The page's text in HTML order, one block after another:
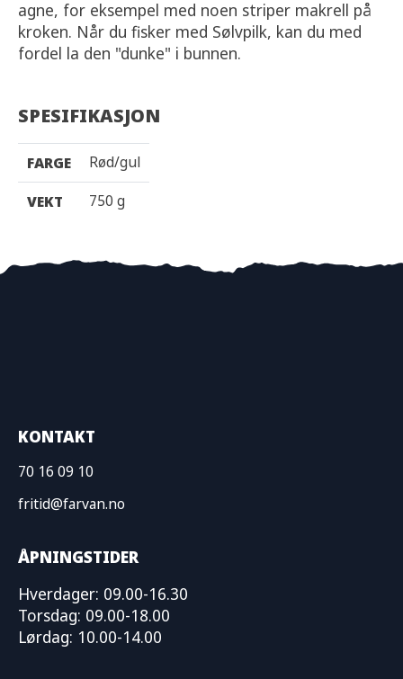
agne, for eksempel med noen striper makrell på
kroken. Når du fisker med Sølvpilk, kan du med
fordel la den "dunke" i bunnen.
SPESIFIKASJON
FARGE
Rød/gul
VEKT
750 g
KONTAKT
70 16 09 10
fritid@farvan.no
ÅPNINGSTIDER
Hverdager: 09.00-16.30
Torsdag: 09.00-18.00
Lørdag: 10.00-14.00